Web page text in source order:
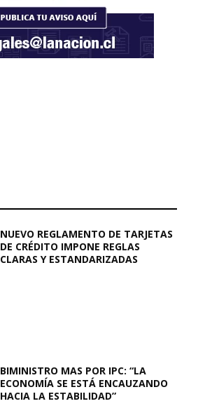
NUEVO REGLAMENTO DE TARJETAS
DE CRÉDITO IMPONE REGLAS
CLARAS Y ESTANDARIZADAS
BIMINISTRO MAS POR IPC: “LA
ECONOMÍA SE ESTÁ ENCAUZANDO
HACIA LA ESTABILIDAD”